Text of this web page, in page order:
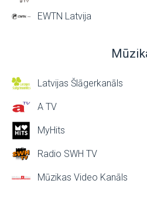
EWTN Latvija
Latvijas Šlāgerkanāls
A TV
MyHits
Radio SWH TV
Mūzikas Video Kanāls